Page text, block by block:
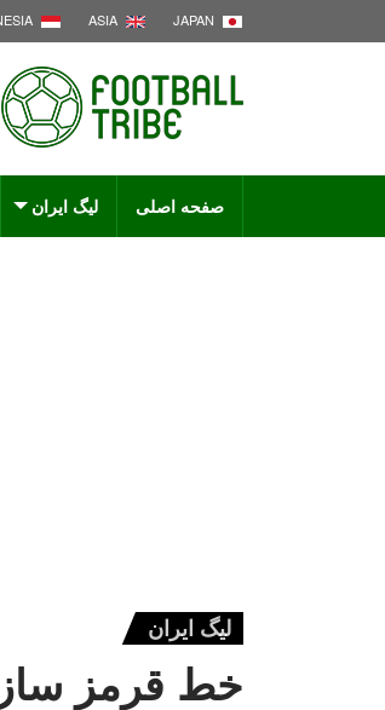
JAPAN
ASIA
صفحه اصلی لیگ ایران
لیگ ایران
خط قرمز